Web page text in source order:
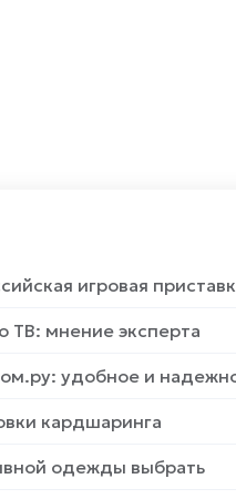
игровая
ТВ: мнение эксперта
удобное и
кардшаринга
одежды выбрать